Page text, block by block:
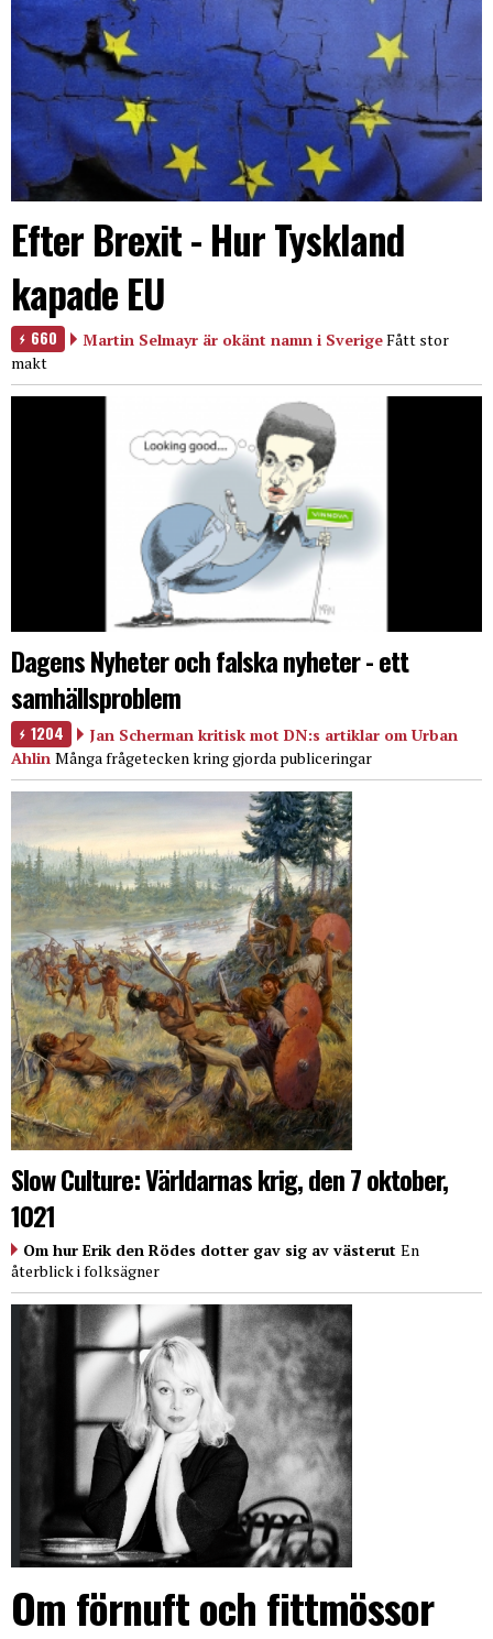
Efter Brexit - Hur Tyskland
kapade EU
660 Martin Selmayr är okänt namn i SverigeFått stor
makt
Dagens Nyheter och falska nyheter - ett
samhällsproblem
1204
Jan Scherman kritisk mot DN:s artiklar om Urban
Ahlin Många frågetecken kring gjorda publiceringar
Slow Culture: Världarnas krig, den 7 oktober,
1021
Om hur Erik den Rödes dotter gav sig av västerut En
återblick i folksägner
Om förnuft och fittmössor